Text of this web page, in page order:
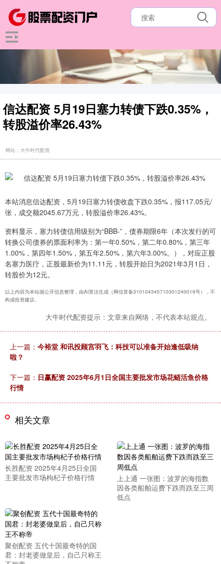
信达配资 5月19日塞力转债下跌0.35%，
转股溢价率26.43%
网站：大牛时代配资
本站消息信达配资，5月19日塞力转债收盘下跌0.35%，报117.05元/
张，成交额2045.67万元，转股溢价率26.43%。
资料显示，塞力转债信用级别为“BBB-”，债券期限6年（本次发行的可
转换公司债券的票面利率为：第一年0.50%，第二年0.80%，第三年
1.00%，第四年1.50%，第五年2.50%，第六年3.00%。），对应正股
名塞力医疗，正股最新价为11.11元，转股开始日为2021年3月1日，
转股价为12元。
以上内容为本站据公开信息整理，由AI算法生成（网信算备310104345710301240019号），不
构成投资建议。
大牛时代配资提示：文章来自网络，不代表本站观点。
上一篇： 今裕堂 和讯投顾宫羽飞：科技可以准备开始逢低吸纳
啦？
下一篇： 日赢配资 2025年6月1日全国主要批发市场花鲢活鱼价格
行情
相关文章
长胜配资 2025年4月25日全国
主要批发市场枸杞子价格行情
上上通 一张图：波罗的海指数
因各类船舶运费下跌而跌至三周
低点
聚创配资 五代十国最奇特的国
君：封老婆做皇后，自己只称王